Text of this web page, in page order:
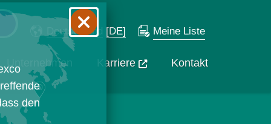
Deutschland [DE] Meine Liste
Unternehmen Karriere Kontakt
den